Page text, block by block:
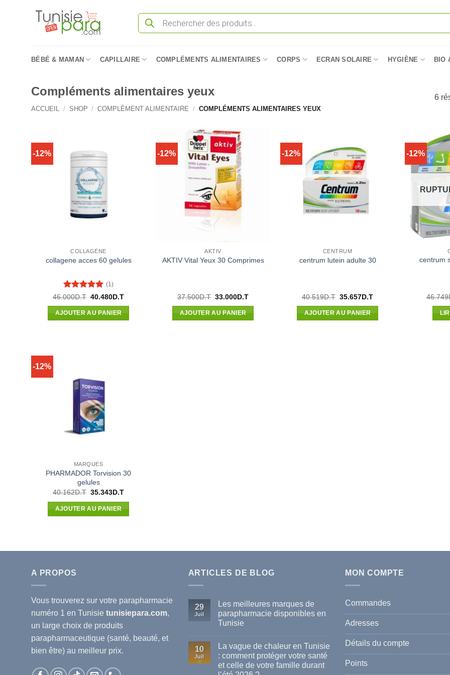
Recherche
produits
BÉBÉ & MAMAN CAPILLAIRE COMPLÉMENTS ALIMENTAIRES CORPS ECRAN SOLAIRE HYGIÈNE BIO
Compléments alimentaires yeux
ACCUEIL / SHOP / COMPLÉMENT ALIMENTAIRE / COMPLÉMENTS ALIMENTAIRES YEUX
6
-12%
COLLAGÈNE
collagene acces 60 gelules
Note5 sur
(1)
46.000D.T Le
initial
était :
40.480D.TLe
AJOUTER AU PANIER
-12%
AKTIV
AKTIV Vital Yeux 30 Comprimes
37.500D.T Le
initial
était :
33.000D.TLe
AJOUTER AU PANIER
-12%
CENTRUM
centrum lutein adulte 30
40.519D.T Le
initial
était :
35.657D.TLe
AJOUTER AU PANIER
-12%
centrum
46.749
-12%
MARQUES
PHARMADOR Torvision 30
gelules
40.162D.T Le
initial
était :
35.343D.TLe
AJOUTER AU PANIER
A PROPOS
Vous trouverez sur votre parapharmacie
numéro 1 en Tunisie tunisiepara.com,
un large choix de produits
parapharmaceutique (santé, beauté, et
bien être) au meilleur prix.
ARTICLES DE BLOG
29
Juil
Les meilleures marques de
parapharmacie disponibles en
Tunisie
sur
meilleures
marques
de
10
Juil
La vague de chaleur en Tunisie
: comment protéger votre santé
et celle de votre famille durant
MON COMPTE
Commandes
Adresses
Détails du compte
Points